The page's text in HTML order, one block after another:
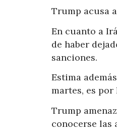
Trump acusa
En cuanto a
de haber
sanciones.
Estima
martes, es
Trump
conocerse las